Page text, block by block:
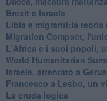
Brexit e Israele
Libia e migranti:la
Migration Compact,
L'Africa e i suoi popoli,
World Humanitarian
Israele, attentato a
Francesco a Lesbo, un
La cruda logica